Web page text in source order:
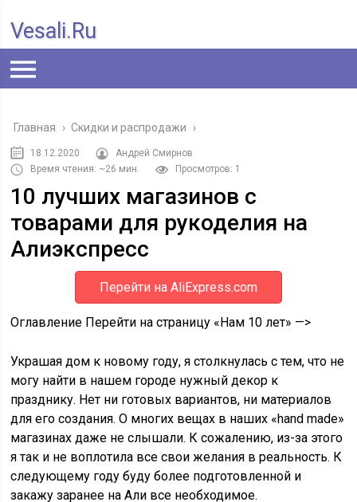
Vesali.ru
Главная › Скидки и распродажи ›
18.12.2020
Андрей Смирнов
Время чтения: ~26 мин.
Просмотров: 1
10 лучших магазинов с
товарами для рукоделия на
Алиэкспресс
Перейти на AliExpress.com
Оглавление Перейти на страницу «Нам 10 лет» —>
Украшая дом к новому году, я столкнулась с тем, что не
могу найти в нашем городе нужный декор к
празднику. Нет ни готовых вариантов, ни материалов
для его создания. О многих вещах в наших «hand made»
магазинах даже не слышали. К сожалению, из-за этого
я так и не воплотила все свои желания в реальность. К
следующему году буду более подготовленной и
закажу заранее на Али все необходимое.